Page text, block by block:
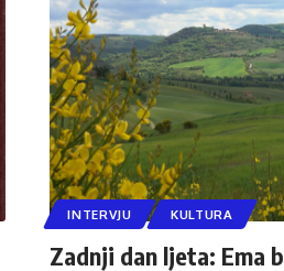
INTERVJU KULTURA
Zadnji dan ljeta: Ema